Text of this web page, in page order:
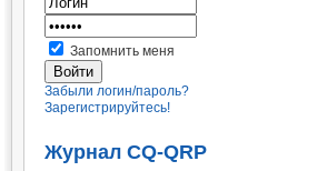
Запомнить меня
Забыли логин/пароль?
Зарегистрируйтесь!
Журнал CQ-QRP